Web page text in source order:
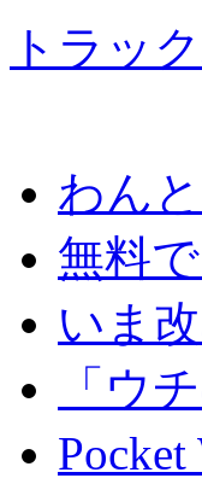
トラッ
わん
無料
いま
「ウ